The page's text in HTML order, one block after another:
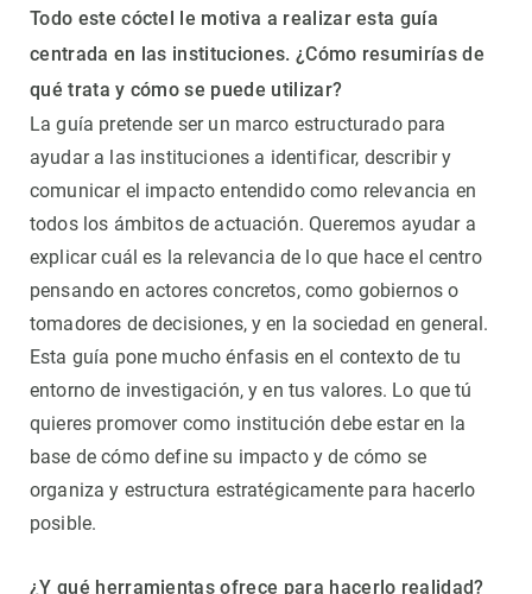
Todo este cóctel le motiva a realizar esta guía
centrada en las instituciones. ¿Cómo resumirías de
qué trata y cómo se puede utilizar?
La guía pretende ser un marco estructurado para
ayudar a las instituciones a identificar, describir y
comunicar el impacto entendido como relevancia en
todos los ámbitos de actuación. Queremos ayudar a
explicar cuál es la relevancia de lo que hace el centro
pensando en actores concretos, como gobiernos o
tomadores de decisiones, y en la sociedad en general.
Esta guía pone mucho énfasis en el contexto de tu
entorno de investigación, y en tus valores. Lo que tú
quieres promover como institución debe estar en la
base de cómo define su impacto y de cómo se
organiza y estructura estratégicamente para hacerlo
posible.
¿Y qué herramientas ofrece para hacerlo realidad?